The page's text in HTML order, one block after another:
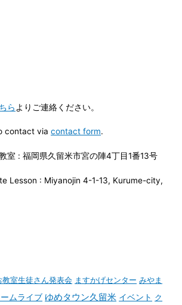
ら よりご連絡ください。
contact viacontact form.
室 : 福岡県久留米市宮の陣4丁目1番13号
Lesson : Miyanojin 4-1-13, Kurume-city,
教室生徒さん発表会 ますかげセンター みやま
ムライブ ゆめタウン久留米 イベント ク